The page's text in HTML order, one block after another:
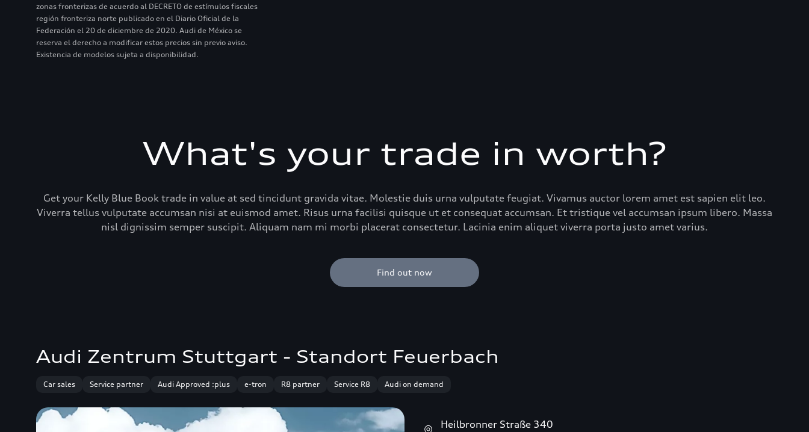
zonas fronterizas de acuerdo al DECRETO de estímulos fiscales
región fronteriza norte publicado en el Diario Oficial de la
Federación el 20 de diciembre de 2020. Audi de México se
reserva el derecho a modificar estos precios sin previo aviso.
Existencia de modelos sujeta a disponibilidad.
What's your trade in worth?
Get your Kelly Blue Book trade in value at sed tincidunt gravida vitae. Molestie duis urna vulputate feugiat. Vivamus auctor lorem amet est sapien elit leo.
Viverra tellus vulputate accumsan nisi at euismod amet. Risus urna facilisi quisque ut et consequat accumsan. Et tristique vel accumsan ipsum libero. Massa
nisl dignissim semper suscipit. Aliquam nam mi morbi placerat consectetur. Lacinia enim aliquet viverra porta justo amet varius.
Find out now
Audi Zentrum Stuttgart - Standort Feuerbach
Car sales Service partner Audi Approved :plus e-tron R8 partner Service R8 Audi on demand
Heilbronner Straße 340